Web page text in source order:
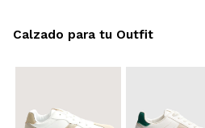
Calzado para tu Outfit